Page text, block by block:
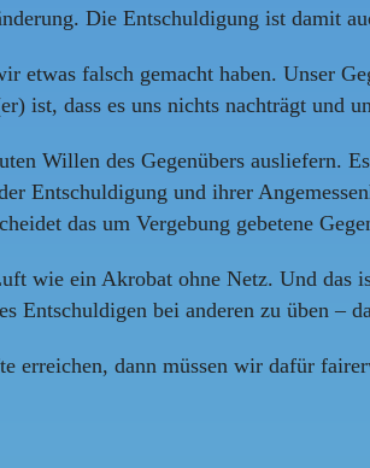
Die Entschuldigung ist damit
etwas falsch gemacht haben. Unser
ist, dass es uns nichts nachträgt und
Willen des Gegenübers ausliefern.
Entschuldigung und ihrer
das um Vergebung gebetene
wie ein Akrobat ohne Netz. Und das
Entschuldigen bei anderen zu üben –
dann müssen wir dafür